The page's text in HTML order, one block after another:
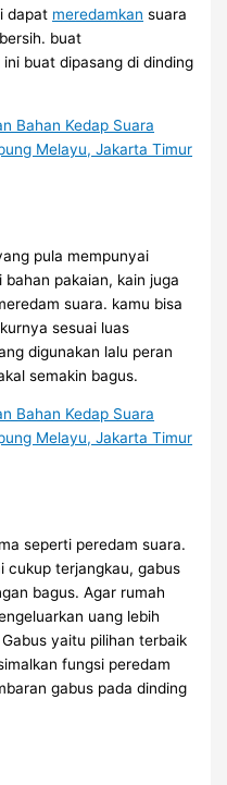
dapat meredamkan suara
buat
buat dipasang di dinding
pula mempunyai
pakaian, kain juga
suara. kamu bisa
sesuai luas
digunakan lalu peran
semakin bagus.
seperti peredam suara.
cukup terjangkau, gabus
bagus. Agar rumah
uang lebih
yaitu pilihan terbaik
fungsi peredam
gabus pada dinding